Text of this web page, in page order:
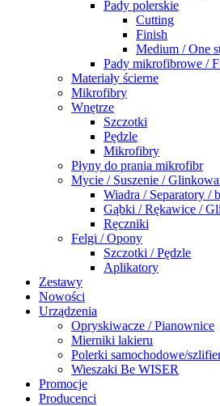
Pady polerskie
Cutting
Finish
Medium / One
Pady mikrofibrowe /
Materiały ścierne
Mikrofibry
Wnętrze
Szczotki
Pędzle
Mikrofibry
Płyny do prania mikrofibr
Mycie / Suszenie /
Wiadra / Separatory /
Gąbki / Rękawice /
Ręczniki
Felgi / Opony
Szczotki / Pędzle
Aplikatory
Zestawy
Nowości
Urządzenia
Opryskiwacze / Pianownice
Mierniki lakieru
Polerki samochodowe/
Wieszaki Be WISER
Promocje
Producenci